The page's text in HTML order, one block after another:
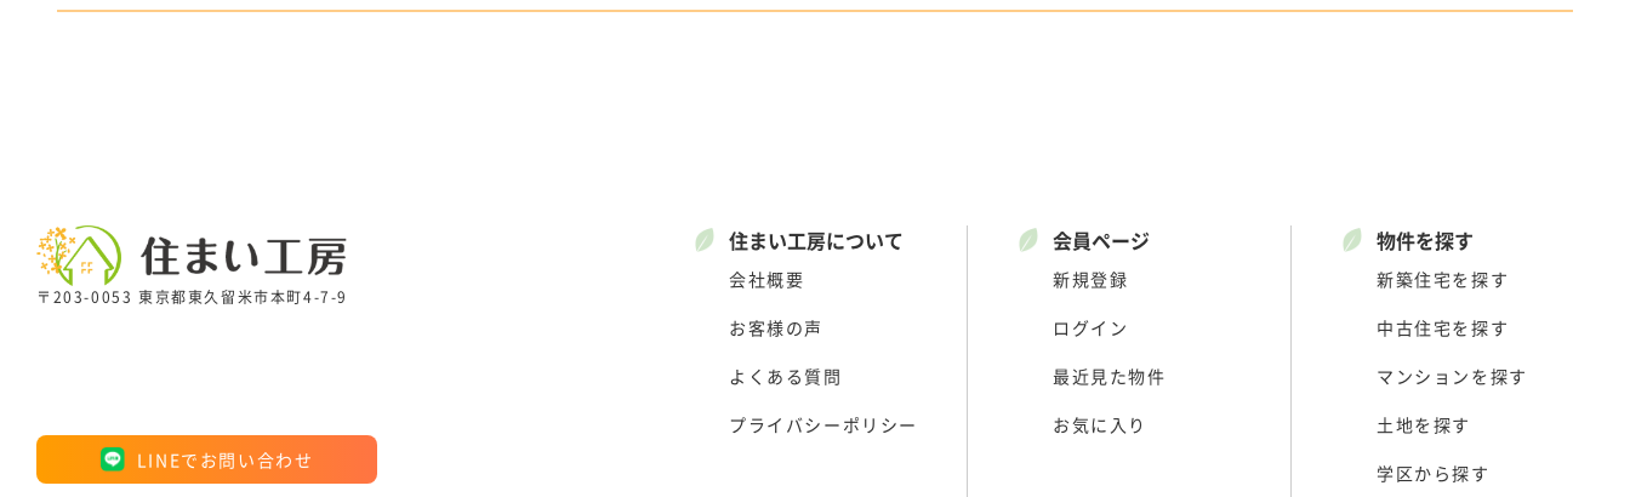
〒203-0053 東京都東久留米市本町4-7-9
LINEでお問い合わせ
住まい工房について
会社概要
お客様の声
よくある質問
プライバシーポリシー
会員ページ
新規登録
ログイン
最近見た物件
お気に入り
物件を探す
新築住宅を探す
中古住宅を探す
マンションを探す
土地を探す
学区から探す